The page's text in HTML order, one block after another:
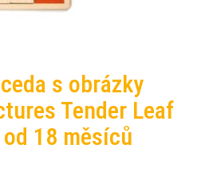
s obrázky
Tender Leaf
18 měsíců